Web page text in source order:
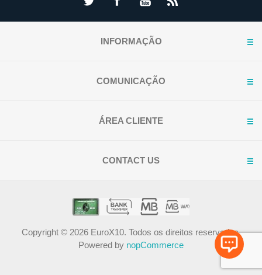
INFORMAÇÃO
COMUNICAÇÃO
ÁREA CLIENTE
CONTACT US
Copyright © 2026 EuroX10. Todos os direitos reservados.
Powered by nopCommerce